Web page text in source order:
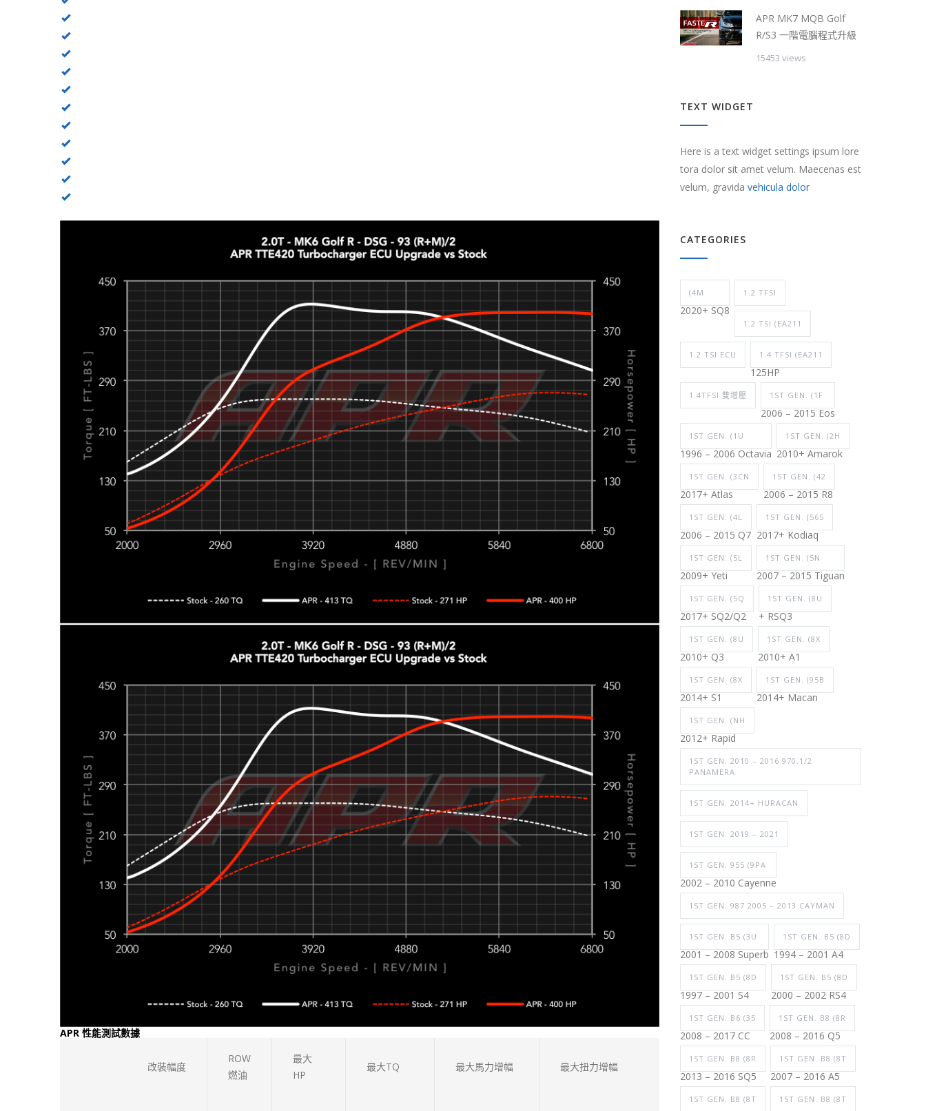
APR 性能測試數據
改裝幅度
ROW
燃油
最大
HP
最大TQ 最大馬力增幅 最大扭力增幅
APR MK7 MQB Golf
R/S3 一階電腦程式升級
15453 views
TEXT WIDGET
Here is a text widget settings ipsum lore
tora dolor sit amet velum. Maecenas est
velum, gravida vehicula dolor
CATEGORIES
(4M
2020+ SQ8
1.2 TFSI
1.2 TSI (EA211
1.2 TSI ECU 1.4 TFSI (EA211
125HP
1.4TFSI 雙增壓 1ST GEN. (1F
2006 – 2015 Eos
1ST GEN. (1U
1996 – 2006 Octavia
1ST GEN. (2H
2010+ Amarok
1ST GEN. (3CN
2017+ Atlas
1ST GEN. (42
2006 – 2015 R8
1ST GEN. (4L
2006 – 2015 Q7
1ST GEN. (565
2017+ Kodiaq
1ST GEN. (5L
2009+ Yeti
1ST GEN. (5N
2007 – 2015 Tiguan
1ST GEN. (5Q
2017+ SQ2/Q2
1ST GEN. (8U
+ RSQ3
1ST GEN. (8U
2010+ Q3
1ST GEN. (8X
2010+ A1
1ST GEN. (8X
2014+ S1
1ST GEN. (95B
2014+ Macan
1ST GEN. (NH
2012+ Rapid
1ST GEN. 2010 – 2016 970.1/2
PANAMERA
1ST GEN. 2014+ HURACAN
1ST GEN. 2019 – 2021
1ST GEN. 955 (9PA
2002 – 2010 Cayenne
1ST GEN. 987 2005 – 2013 CAYMAN
1ST GEN. B5 (3U
2001 – 2008 Superb
1ST GEN. B5 (8D
1994 – 2001 A4
1ST GEN. B5 (8D
1997 – 2001 S4
1ST GEN. B5 (8D
2000 – 2002 RS4
1ST GEN. B6 (35
2008 – 2017 CC
1ST GEN. B8 (8R
2008 – 2016 Q5
1ST GEN. B8 (8R
2013 – 2016 SQ5
1ST GEN. B8 (8T
2007 – 2016 A5
1ST GEN. B8 (8T 1ST GEN. B8 (8T